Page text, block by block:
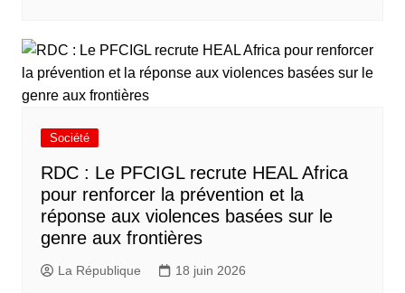
Société
RDC : Le PFCIGL recrute HEAL Africa
pour renforcer la prévention et la
réponse aux violences basées sur le
genre aux frontières
La République 18 juin 2026